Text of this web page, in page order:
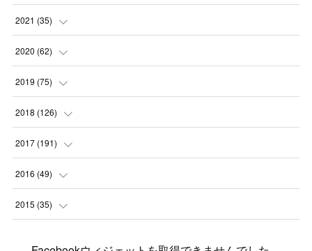
(2
(3
(2
(1)
(5)
(4
(3
(3
(8)
(7
(11 )
(8
(1)
2021 (35)
(5
(7
(5)
(3)
2020 (62)
(6
(9)
(7)
(4
2019 (75)
(1)
(2)
(6
(7
2018 (126)
(6)
(12 )
(7
2017 (191)
(12 )
(11 )
2016 (49)
(2
2015 (35)